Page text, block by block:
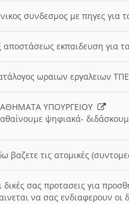
συνδεσμος με πηγες για
αποστάσεως εκπαιδευση για
ωραιων εργαλειων
ΥΠΟΥΡΓΕΙΟΥ
ψηφιακά-
βαζετε τις ατομικές
δικές σας προτασεις για
να σας ενδιαφερουν οι